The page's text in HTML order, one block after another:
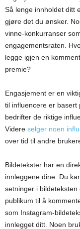
Så lenge innholdet ditt
gjøre det du ønsker.
vinne-konkurranser
engagementsraten.
legge igjen en
premie?
Engasjement er en
til influencere er basert
bedrifter de riktige
Videre selger noen
over tid til andre
Bildetekster har en
innleggene dine. Du
setninger i
publikum til å
som Instagram-
innlegget ditt. Noen